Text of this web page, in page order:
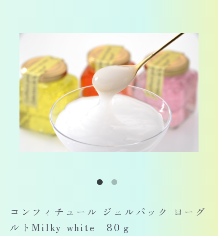
コンフィチュール ジェルパック ヨーグ
ルトMilky white 80ｇ